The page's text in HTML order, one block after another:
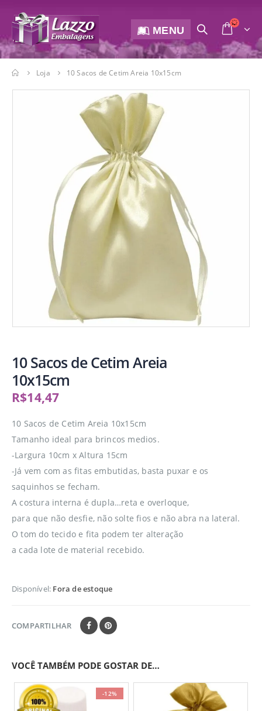
MENU
Loja 10 Sacos de Cetim Areia 10x15cm
10 Sacos de Cetim Areia
10x15cm
R$14,47
10 Sacos de Cetim Areia 10x15cm
Tamanho ideal para brincos medios.
-Largura 10cm x Altura 15cm
-Já vem com as fitas embutidas, basta puxar e os
saquinhos se fecham.
A costura interna é dupla…reta e overloque,
para que não desfie, não solte fios e não abra na lateral.
O tom do tecido e fita podem ter alteração
a cada lote de material recebido.
Disponível: Fora de estoque
COMPARTILHAR
VOCÊ TAMBÉM PODE GOSTAR DE…
-12%